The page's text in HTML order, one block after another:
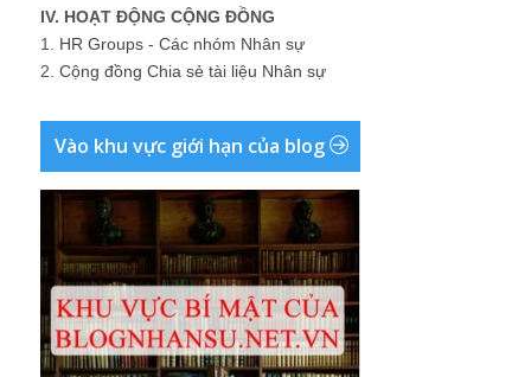
IV. HOẠT ĐỘNG CỘNG ĐỒNG
1. HR Groups - Các nhóm Nhân sự
2. Cộng đồng Chia sẻ tài liệu Nhân sự
Vào khu vực giới hạn của blog